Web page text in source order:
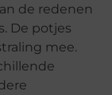
de redenen
De potjes
mee.